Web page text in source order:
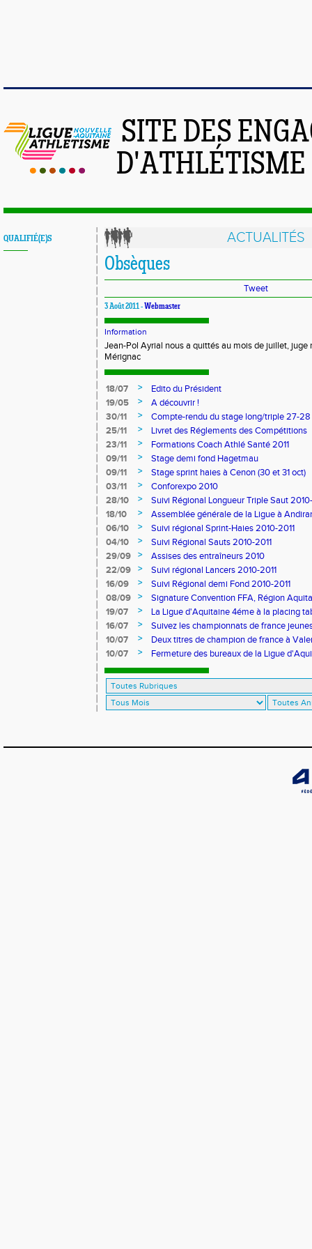
SITE DES
QUALIFIÉ(E)S ACTUALITÉS
Obsèques
Tweet
3 Août 2011 -Webmaster
Information
Jean-Pol Ayrial nous a quittés au mois de juillet, juge
Mérignac
18/07 >
Edito du Président
19/05
>
A découvrir !
30/11
>
Compte-rendu du stage long/triple 27-28
25/11
>
Livret des Réglements des Compétitions
23/11
>
Formations Coach Athlé Santé 2011
09/11
>
Stage demi fond Hagetmau
09/11
>
Stage sprint haies à Cenon (30 et 31 oct)
03/11
>
Conforexpo 2010
28/10
>
Suivi Régional Longueur Triple Saut
18/10
>
Assemblée générale de la Ligue à
06/10
>
Suivi régional Sprint-Haies 2010-2011
04/10
>
Suivi Régional Sauts 2010-2011
29/09
>
Assises des entraîneurs 2010
22/09
>
Suivi régional Lancers 2010-2011
16/09
>
Suivi Régional demi Fond 2010-2011
08/09
>
Signature Convention FFA, Région
19/07
>
La Ligue d'Aquitaine 4éme à la placing
16/07
>
Suivez les championnats de france
10/07
>
Deux titres de champion de france à
10/07
> Fermeture des bureaux de la Ligue